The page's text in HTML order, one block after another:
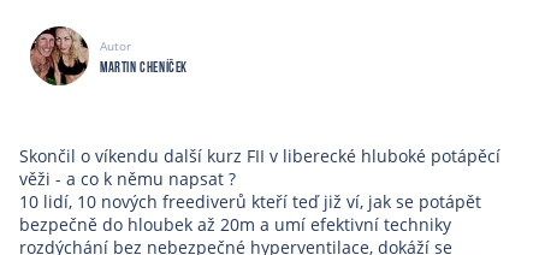
Autor
Martin Cheníček
Skončil o víkendu další kurz FII v liberecké hluboké potápěcí
věži - a co k němu napsat ?
10 lidí, 10 nových freediverů kteří teď již ví, jak se potápět
bezpečně do hloubek až 20m a umí efektivní techniky
rozdýchání bez nebezpečné hyperventilace, dokáží se